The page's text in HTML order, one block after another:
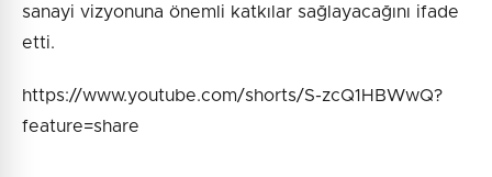
sanayi vizyonuna önemli katkılar sağlayacağını ifade
etti.
https://www.youtube.com/shorts/S-zcQ1HBWwQ?
feature=share